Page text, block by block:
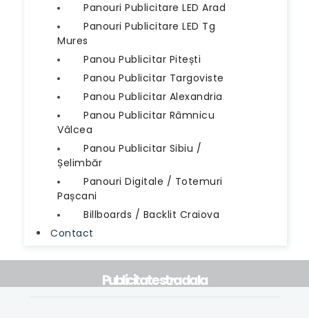
Panouri Publicitare LED Arad
Panouri Publicitare LED Tg
Mures
Panou Publicitar Pitești
Panou Publicitar Targoviste
Panou Publicitar Alexandria
Panou Publicitar Râmnicu
Vâlcea
Panou Publicitar Sibiu /
Șelimbăr
Panouri Digitale / Totemuri
Pașcani
Billboards / Backlit Craiova
Contact
Publicitate stradala